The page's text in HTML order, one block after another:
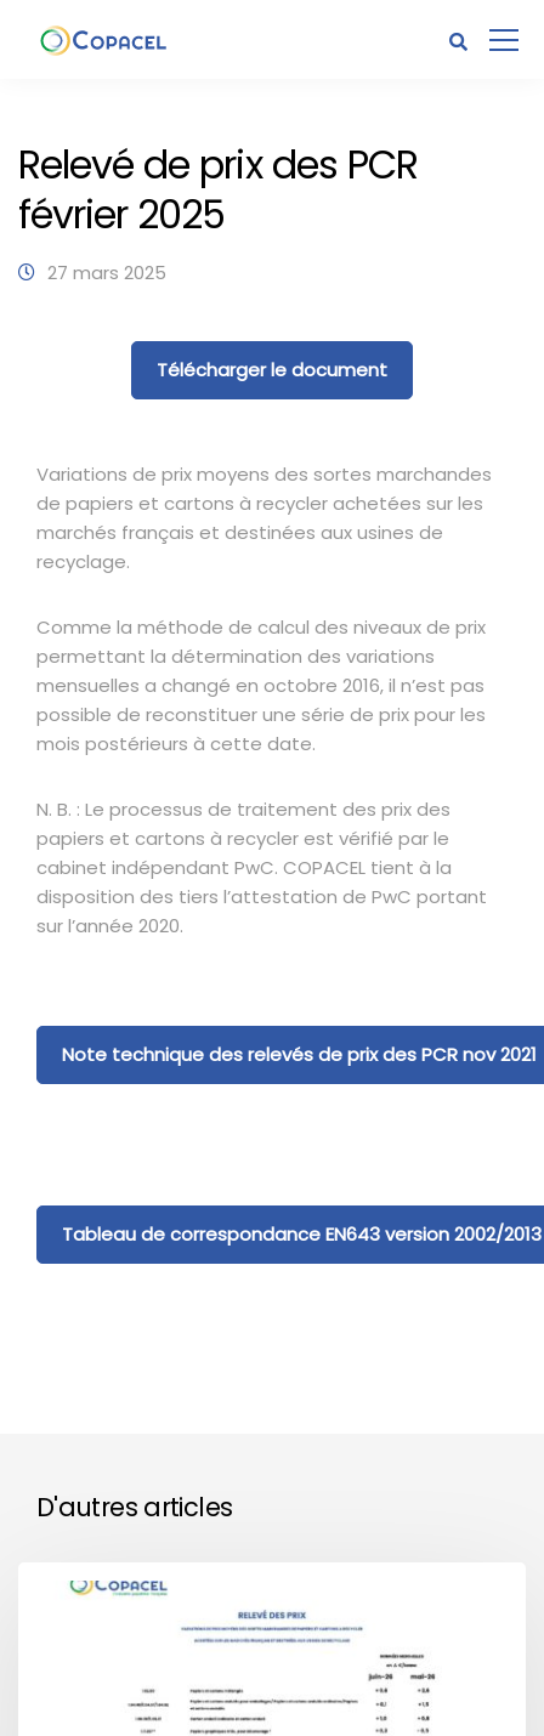
Relevé de prix des PCR
février 2025
27 mars 2025
Télécharger le document
Variations de prix moyens des sortes marchandes
de papiers et cartons à recycler achetées sur les
marchés français et destinées aux usines de
recyclage.
Comme la méthode de calcul des niveaux de prix
permettant la détermination des variations
mensuelles a changé en octobre 2016, il n’est pas
possible de reconstituer une série de prix pour les
mois postérieurs à cette date.
N. B. : Le processus de traitement des prix des
papiers et cartons à recycler est vérifié par le
cabinet indépendant PwC. COPACEL tient à la
disposition des tiers l’attestation de PwC portant
sur l’année 2020.
Note technique des relevés de prix des PCR nov 2021
Tableau de correspondance EN643 version 2002/2013
D'autres articles